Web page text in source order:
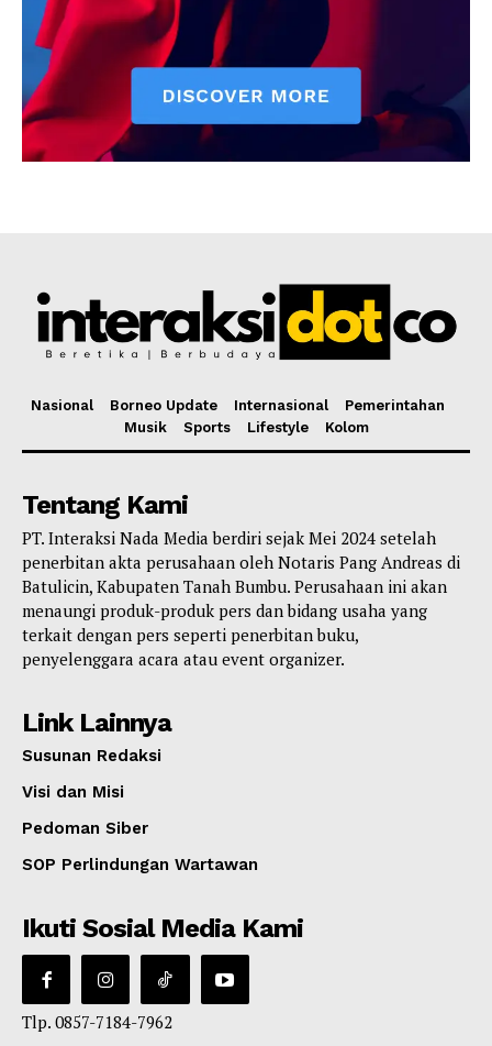
Nasional Borneo Update Internasional
Pemerintahan
Musik
Sports Lifestyle Kolom
Tentang Kami
PT. Interaksi Nada Media berdiri sejak Mei 2024 setelah
penerbitan akta perusahaan oleh Notaris Pang Andreas di
Batulicin, Kabupaten Tanah Bumbu. Perusahaan ini akan
menaungi produk-produk pers dan bidang usaha yang
terkait dengan pers seperti penerbitan buku,
penyelenggara acara atau event organizer.
Link Lainnya
Susunan Redaksi
Visi dan Misi
Pedoman Siber
SOP Perlindungan Wartawan
Ikuti Sosial Media Kami
Tlp. 0857-7184-7962